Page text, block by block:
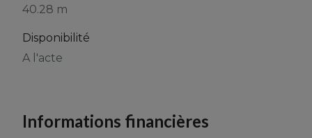
40.28 m
Disponibilité
A l'acte
Informations financières